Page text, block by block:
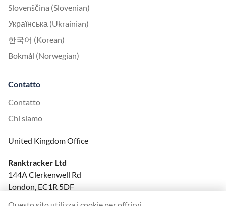
Slovenščina (Slovenian)
Українська (Ukrainian)
한국어 (Korean)
Bokmål (Norwegian)
Contatto
Contatto
Chi siamo
United Kingdom Office
Ranktracker Ltd
144A Clerkenwell Rd
London, EC1R 5DF